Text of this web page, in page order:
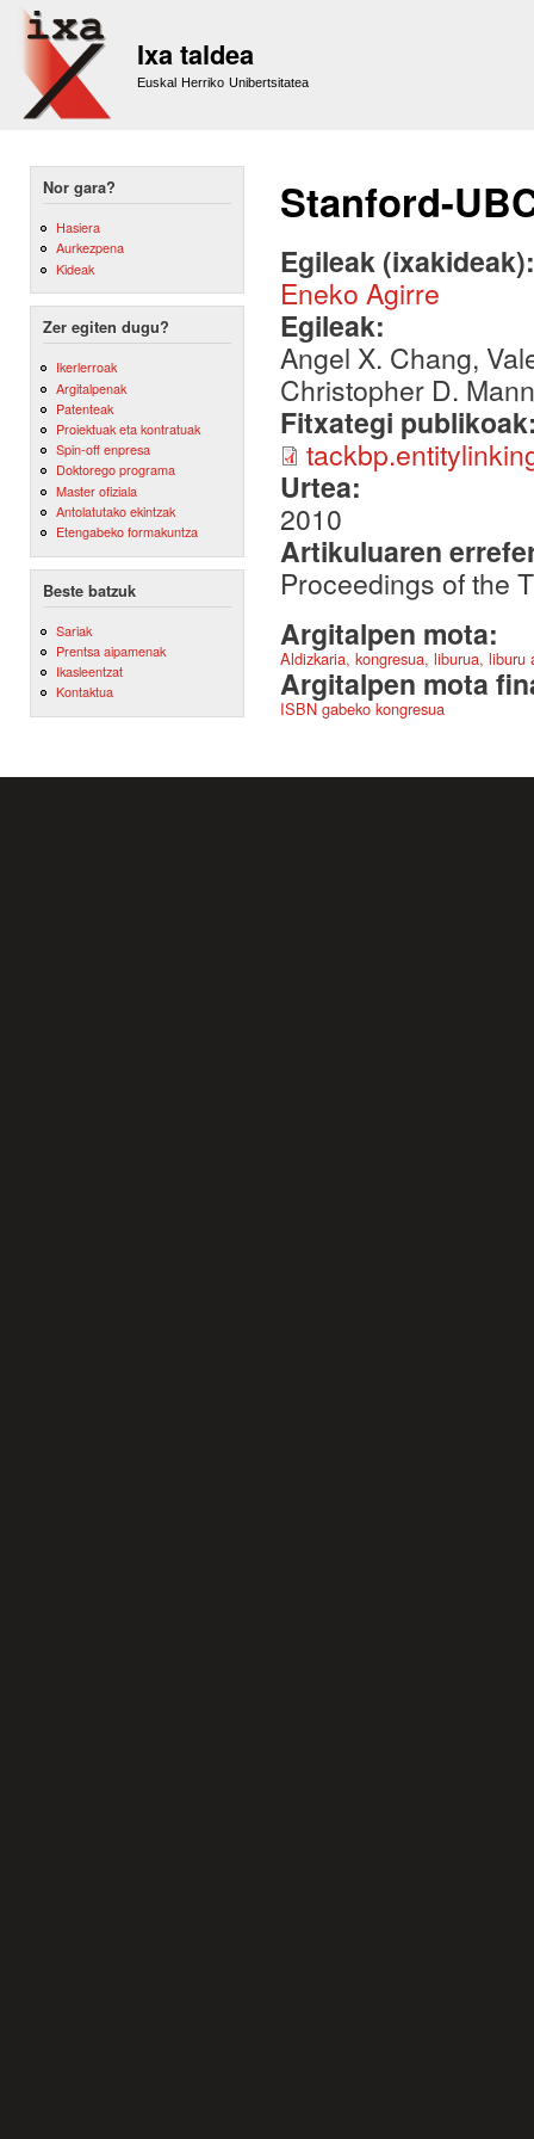
Ixa taldea
Euskal Herriko Unibertsitatea
Nor gara?
Hasiera
Aurkezpena
Kideak
Zer egiten dugu?
Ikerlerroak
Argitalpenak
Patenteak
Proiektuak eta kontratuak
Spin-off enpresa
Doktorego programa
Master ofiziala
Antolatutako ekintzak
Etengabeko formakuntza
Beste batzuk
Sariak
Prentsa aipamenak
Ikasleentzat
Kontaktua
Stanford-
Egileak
Eneko Agirre
Egileak:
Angel X. Chang,
Christopher D.
Fitxategi
Urtea:
2010
Artikuluaren
Proceedings of the
Argitalpen mota:
Aldizkaria, kongresua, liburua,
Argitalpen mota
ISBN gabeko kongresua